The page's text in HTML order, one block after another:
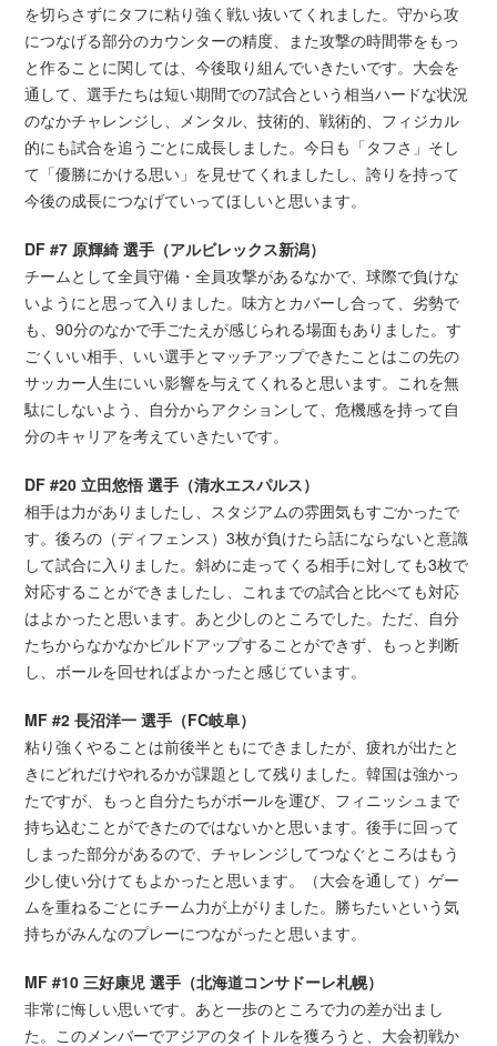
を切らさずにタフに粘り強く戦い抜いてくれました。守から攻
につなげる部分のカウンターの精度、また攻撃の時間帯をもっ
と作ることに関しては、今後取り組んでいきたいです。大会を
通して、選手たちは短い期間での7試合という相当ハードな状況
のなかチャレンジし、メンタル、技術的、戦術的、フィジカル
的にも試合を追うごとに成長しました。今日も「タフさ」そし
て「優勝にかける思い」を見せてくれましたし、誇りを持って
今後の成長につなげていってほしいと思います。
DF #7 原輝綺 選手（アルビレックス新潟）
チームとして全員守備・全員攻撃があるなかで、球際で負けな
いようにと思って入りました。味方とカバーし合って、劣勢で
も、90分のなかで手ごたえが感じられる場面もありました。す
ごくいい相手、いい選手とマッチアップできたことはこの先の
サッカー人生にいい影響を与えてくれると思います。これを無
駄にしないよう、自分からアクションして、危機感を持って自
分のキャリアを考えていきたいです。
DF #20 立田悠悟 選手（清水エスパルス）
相手は力がありましたし、スタジアムの雰囲気もすごかったで
す。後ろの（ディフェンス）3枚が負けたら話にならないと意識
して試合に入りました。斜めに走ってくる相手に対しても3枚で
対応することができましたし、これまでの試合と比べても対応
はよかったと思います。あと少しのところでした。ただ、自分
たちからなかなかビルドアップすることができず、もっと判断
し、ボールを回せればよかったと感じています。
MF #2 長沼洋一 選手（FC岐阜）
粘り強くやることは前後半ともにできましたが、疲れが出たと
きにどれだけやれるかが課題として残りました。韓国は強かっ
たですが、もっと自分たちがボールを運び、フィニッシュまで
持ち込むことができたのではないかと思います。後手に回って
しまった部分があるので、チャレンジしてつなぐところはもう
少し使い分けてもよかったと思います。（大会を通して）ゲー
ムを重ねるごとにチーム力が上がりました。勝ちたいという気
持ちがみんなのプレーにつながったと思います。
MF #10 三好康児 選手（北海道コンサドーレ札幌）
非常に悔しい思いです。あと一歩のところで力の差が出まし
た。このメンバーでアジアのタイトルを獲ろうと、大会初戦か